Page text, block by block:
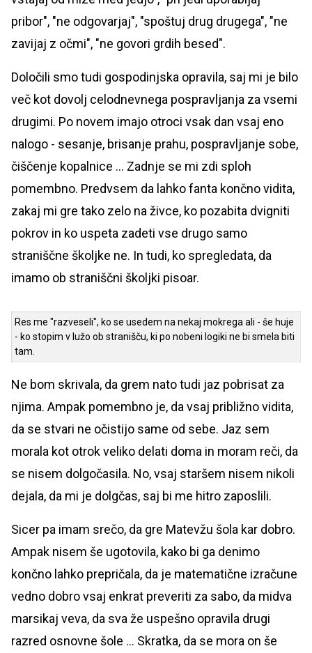
pribor", "ne odgovarjaj", "spoštuj drug drugega", "ne
zavijaj z očmi", "ne govori grdih besed".
Določili smo tudi gospodinjska opravila, saj mi je bilo
več kot dovolj celodnevnega pospravljanja za vsemi
drugimi. Po novem imajo otroci vsak dan vsaj eno
nalogo - sesanje, brisanje prahu, pospravljanje sobe,
čiščenje kopalnice ... Zadnje se mi zdi sploh
pomembno. Predvsem da lahko fanta končno vidita,
zakaj mi gre tako zelo na živce, ko pozabita dvigniti
pokrov in ko uspeta zadeti vse drugo samo
straniščne školjke ne. In tudi, ko spregledata, da
imamo ob straniščni školjki pisoar.
Res me "razveseli", ko se usedem na nekaj mokrega ali - še huje
- ko stopim v lužo ob stranišču, ki po nobeni logiki ne bi smela biti
tam.
Ne bom skrivala, da grem nato tudi jaz pobrisat za
njima. Ampak pomembno je, da vsaj približno vidita,
da se stvari ne očistijo same od sebe. Jaz sem
morala kot otrok veliko delati doma in moram reči, da
se nisem dolgočasila. No, vsaj staršem nisem nikoli
dejala, da mi je dolgčas, saj bi me hitro zaposlili.
Sicer pa imam srečo, da gre Matevžu šola kar dobro.
Ampak nisem še ugotovila, kako bi ga denimo
končno lahko prepričala, da je matematične izračune
vedno dobro vsaj enkrat preveriti za sabo, da midva
marsikaj veva, da sva že uspešno opravila drugi
razred osnovne šole ... Skratka, da se mora on še